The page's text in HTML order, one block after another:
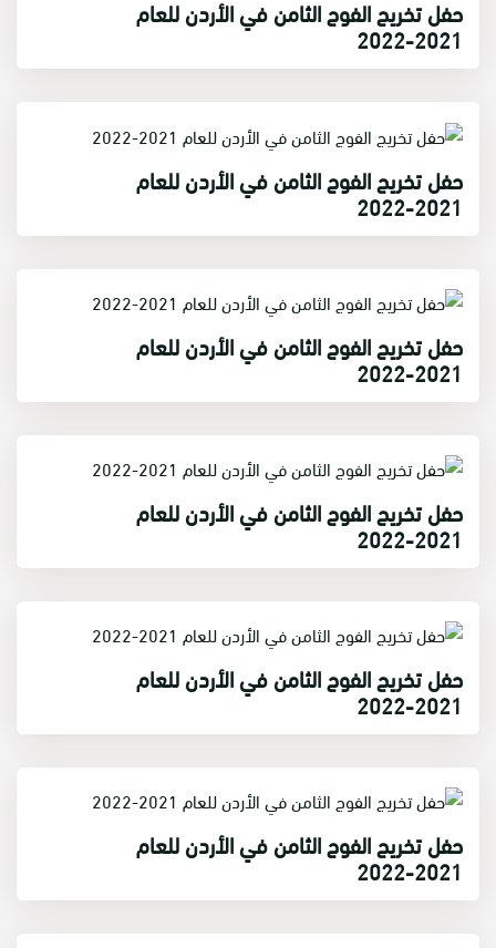
حفل تخريج الفوج الثامن في الأردن للعام
2021-2022
حفل تخريج الفوج الثامن في الأردن للعام
2021-2022
حفل تخريج الفوج الثامن في الأردن للعام
2021-2022
حفل تخريج الفوج الثامن في الأردن للعام
2021-2022
حفل تخريج الفوج الثامن في الأردن للعام
2021-2022
حفل تخريج الفوج الثامن في الأردن للعام
2021-2022